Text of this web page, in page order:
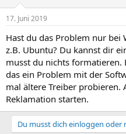
17. Juni 2019
Hast du das Problem nur
z.B. Ubuntu? Du kannst dir
musst du nichts formatieren.
das ein Problem mit der
mal ältere Treiber probieren.
Reklamation starten.
Du musst dich einloggen